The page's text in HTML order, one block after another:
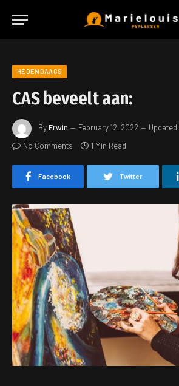
HEDENDAAGS
CAS beveelt aan:
ByErwin February 12, 2022 Updated:
No Comments
1 Min Read
Facebook Twitter